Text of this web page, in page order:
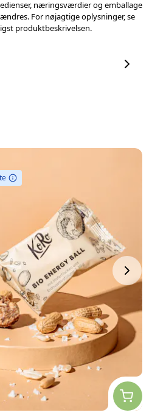
næringsværdier og emballage
For nøjagtige oplysninger, se
produktbeskrivelsen.